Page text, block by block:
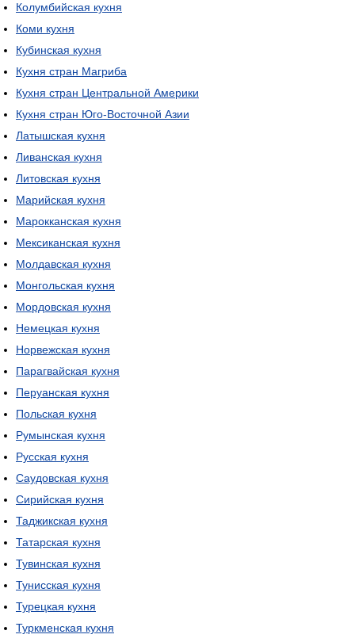
Колумбийская кухня
Коми кухня
Кубинская кухня
Кухня стран Магриба
Кухня стран Центральной Америки
Кухня стран Юго-Восточной Азии
Латышская кухня
Ливанская кухня
Литовская кухня
Марийская кухня
Марокканская кухня
Мексиканская кухня
Молдавская кухня
Монгольская кухня
Мордовская кухня
Немецкая кухня
Норвежская кухня
Парагвайская кухня
Перуанская кухня
Польская кухня
Румынская кухня
Русская кухня
Саудовская кухня
Сирийская кухня
Таджикская кухня
Татарская кухня
Тувинская кухня
Тунисская кухня
Турецкая кухня
Туркменская кухня